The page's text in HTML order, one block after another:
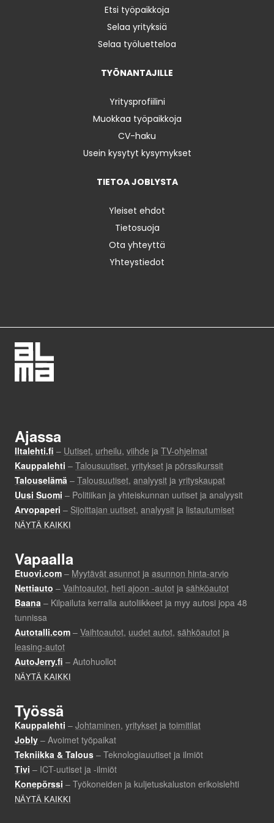
Etsi työpaikkoja
Selaa yrityksiä
Selaa työluetteloa
TYÖNANTAJILLE
Yritysprofiilini
Muokkaa työpaikkoja
CV-haku
Usein kysytyt kysymykset
TIETOA JOBLYSTA
Yleiset ehdot
Tietosuoja
Ota yhteyttä
Yhteystiedot